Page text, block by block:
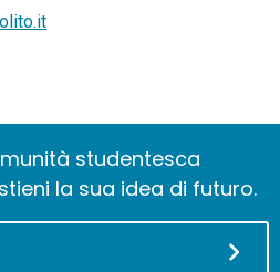
studentesca
la sua idea di futuro.